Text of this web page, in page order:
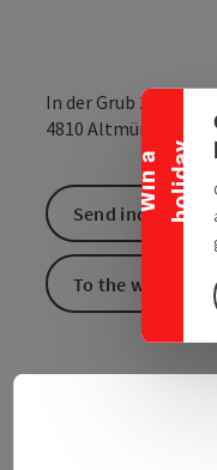
W
i
n
a
h
o
l
i
d
a y
Collapse banner
In der Grub 2
4810 Altmünster
The young farmers
Altmünster,
passion and heart
Send inquiry
To the website